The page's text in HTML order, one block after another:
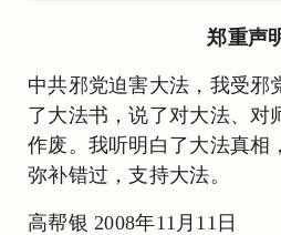
郑重声
中共邪党迫害大法，我受邪
了大法书，说了对大法、对
作废。我听明白了大法真相
弥补错过，支持大法。
高帮银 2008年11月11日